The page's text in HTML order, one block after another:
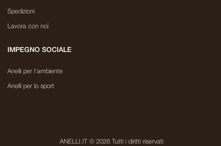
Spedizioni
Lavora con noi
IMPEGNO SOCIALE
Anelli per l'ambiente
Anelli per lo sport
ANELLI.IT © 2026 Tutti i diritti riservati